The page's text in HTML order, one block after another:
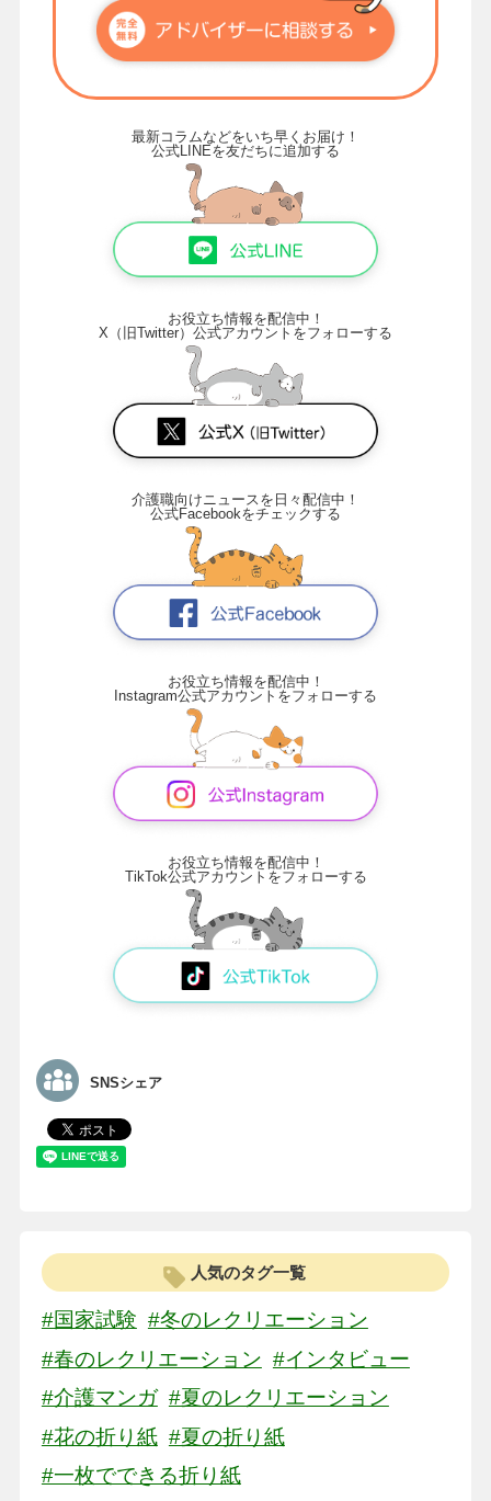
最新コラムなどをいち早くお届け！
公式LINEを友だちに追加する
お役立ち情報を配信中！
X（旧Twitter）公式アカウントをフォローする
介護職向けニュースを日々配信中！
公式Facebookをチェックする
お役立ち情報を配信中！
Instagram公式アカウントをフォローする
お役立ち情報を配信中！
TikTok公式アカウントをフォローする
SNSシェア
人気のタグ一覧
#国家試験 #冬のレクリエーション
#春のレクリエーション #インタビュー
#介護マンガ #夏のレクリエーション
#花の折り紙 #夏の折り紙
#一枚でできる折り紙